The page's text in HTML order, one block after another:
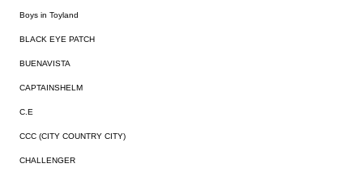
Boys in Toyland
BLACK EYE PATCH
BUENAVISTA
CAPTAINSHELM
C.E
CCC (CITY COUNTRY CITY)
CHALLENGER